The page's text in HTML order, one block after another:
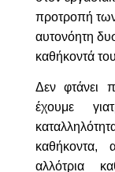
προτροπή των
αυτονόητη
καθήκοντά
Δεν φτάνει
έχουμε
καθήκοντα,
αλλότρια